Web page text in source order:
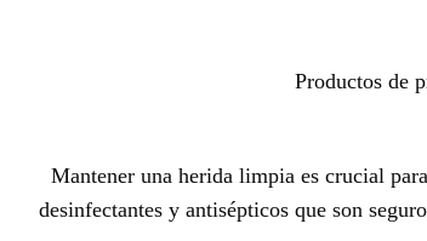
Mantener una herida limpia es crucial
desinfectantes y antisépticos que son